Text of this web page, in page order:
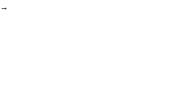
Možnosti
→